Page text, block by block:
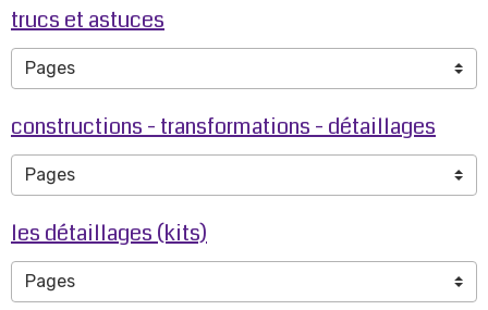
trucs et astuces
constructions - transformations - détaillages
les détaillages (kits)